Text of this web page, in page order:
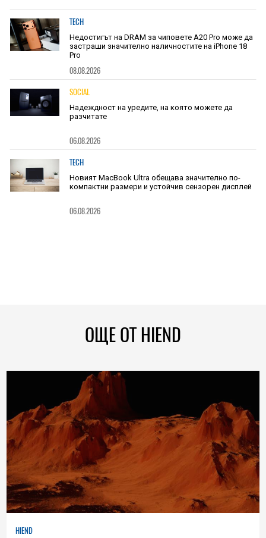
TECH
Недостигът на DRAM за чиповете A20 Pro може да
застраши значително наличностите на iPhone 18
Pro
08.08.2026
SOCIAL
Надеждност на уредите, на която можете да
разчитате
06.08.2026
TECH
Новият MacBook Ultra обещава значително по-
компактни размери и устойчив сензорен дисплей
06.08.2026
ОЩЕ ОТ HIEND
HIEND